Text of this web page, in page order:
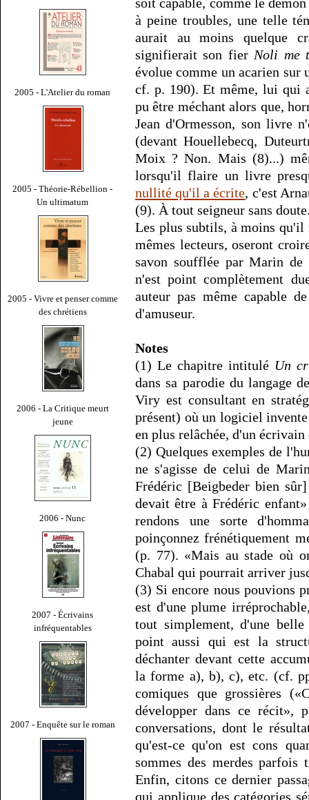
2005 - L'Atelier du roman
2005 - Théorie-Rébellion -
Un ultimatum
2005 - Vivre et penser comme
des chrétiens
2006 - La Critique meurt
jeune
2006 - Nunc
2007 - Écrivains
infréquentables
2007 - Enquête sur le roman
à peine troubles, une telle
aurait au moins quelque
signifierait son fier Noli me
évolue comme un acarien sur
cf. p. 190). Et même, lui qui
pu être méchant alors que,
Jean d'Ormesson, son livre
(devant Houellebecq,
Moix ? Non. Mais (8)...)
lorsqu'il flaire un livre
nullité qu'il a écrite, c'est
(9). À tout seigneur sans
Les plus subtils, à moins qu'il
mêmes lecteurs, oseront
savon soufflée par Marin
n'est point complètement
auteur pas même capable
d'amuseur.
Notes
(1) Le chapitre intitulé Un
dans sa parodie du langage
Viry est consultant en
présent) où un logiciel
en plus relâchée, d'un
(2) Quelques exemples de
ne s'agisse de celui de
Frédéric [Beigbeder bien
devait être à Frédéric
rendons une sorte
poinçonnez frénétiquement
(p. 77). «Mais au stade où
Chabal qui pourrait arriver
(3) Si encore nous pouvions
est d'une plume
tout simplement, d'une
point aussi qui est la
déchanter devant cette
la forme a), b), c), etc. (cf.
comiques que grossières
développer dans ce récit»,
conversations, dont le
qu'est-ce qu'on est cons
sommes des merdes parfois
Enfin, citons ce dernier
qui applique des catégories